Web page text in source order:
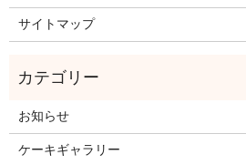
サイトマップ
お知らせ
ケーキギャラリー